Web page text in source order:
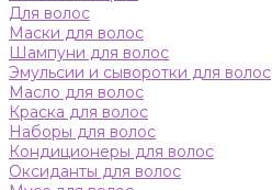
Для волос
Маски для волос
Шампуни для волос
Эмульсии и сыворотки для волос
Масло для волос
Краска для волос
Наборы для волос
Кондиционеры для волос
Оксиданты для волос